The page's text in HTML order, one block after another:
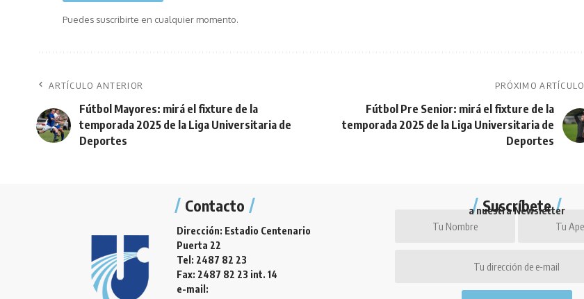
Puedes suscribirte en cualquier momento.
ARTÍCULO ANTERIOR
Fútbol Mayores: mirá el fixture de la
temporada 2025 de la Liga Universitaria de
Deportes
PRÓXIMO ARTÍCULO
Fútbol Pre Senior: mirá el fixture de la
temporada 2025 de la Liga Universitaria de
Deportes
Contacto
Dirección: Estadio Centenario
Puerta 22
Tel: 2487 82 23
Fax: 2487 82 23 int. 14
e-mail:
Suscríbete
a nuestra Newsletter